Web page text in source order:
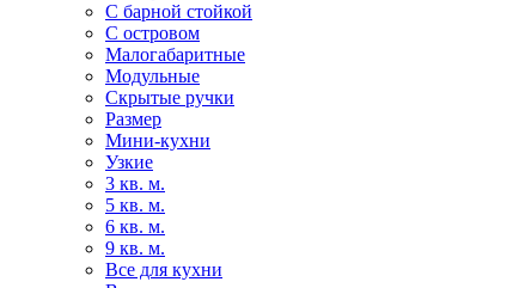
С барной стойкой
С островом
Малогабаритные
Модульные
Скрытые ручки
Размер
Мини-кухни
Узкие
3 кв. м.
5 кв. м.
6 кв. м.
9 кв. м.
Все для кухни